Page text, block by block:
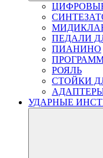
ПЕДАЛИ
ПИАНИНО
РОЯЛЬ
СТОЙКИ
УДАРНЫЕ